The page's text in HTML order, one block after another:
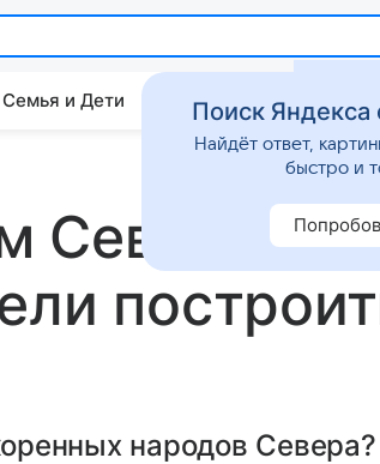
Семья и Дети Дом Гороскопы
Севере
народов
Поиск Яндекса
Найдёт ответ,
быстро и